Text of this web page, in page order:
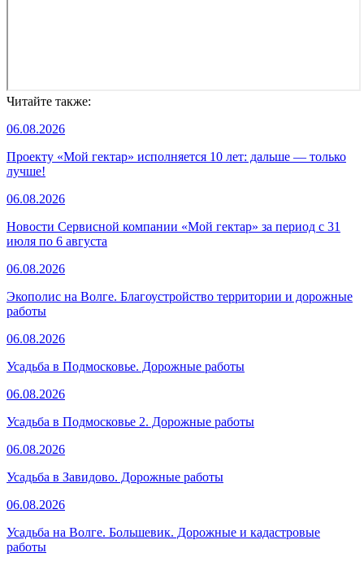
Читайте также:
06.08.2026
Проекту «Мой гектар» исполняется 10 лет: дальше — только
лучше!
06.08.2026
Новости Сервисной компании «Мой гектар» за период с 31
июля по 6 августа
06.08.2026
Экополис на Волге. Благоустройство территории и дорожные
работы
06.08.2026
Усадьба в Подмосковье. Дорожные работы
06.08.2026
Усадьба в Подмосковье 2. Дорожные работы
06.08.2026
Усадьба в Завидово. Дорожные работы
06.08.2026
Усадьба на Волге. Большевик. Дорожные и кадастровые
работы